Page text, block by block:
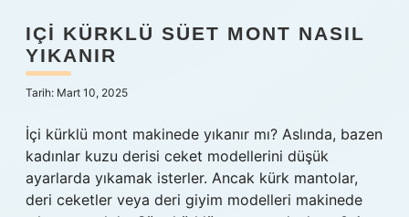
Hakkımızda
IÇI KÜRKLÜ SÜET MONT NASIL
YIKANIR
Tarih: Mart 10, 2025
İçi kürklü mont makinede yıkanır mı? Aslında, bazen
kadınlar kuzu derisi ceket modellerini düşük
ayarlarda yıkamak isterler. Ancak kürk mantolar,
deri ceketler veya deri giyim modelleri makinede